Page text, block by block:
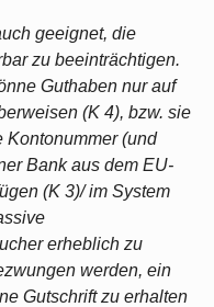
geeignet, die
zu beeinträchtigen.
Guthaben nur auf
(K 4), bzw. sie
(und
Bank aus dem EU-
(K 3)/ im System
erheblich zu
werden, ein
Gutschrift zu erhalten